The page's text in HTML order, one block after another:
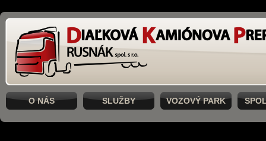
O NÁS SLUŽBY VOZOVÝ PARK